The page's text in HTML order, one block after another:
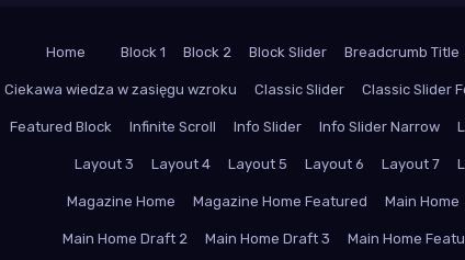
Home Block 1 Block 2 Block Slider Breadcrumb Title
Ciekawa wiedza w zasięgu wzroku Classic Slider Classic Slider
Featured Block Infinite Scroll Info Slider Info Slider Narrow
Layout 3 Layout 4 Layout 5 Layout 6 Layout 7
Magazine Home Magazine Home Featured Main Home
Main Home Draft 2 Main Home Draft 3 Main Home